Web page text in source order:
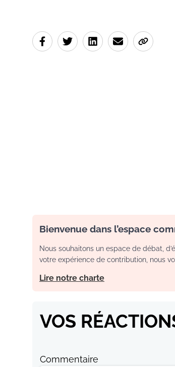
Bienvenue dans l’espace
Nous souhaitons un espace de débat,
votre expérience de contribution, nous
Lire notre charte
VOS
Commentaire